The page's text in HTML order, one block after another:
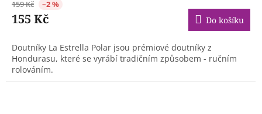
159 Kč –2 %
155 Kč Do košíku
Doutníky La Estrella Polar jsou prémiové doutníky z
Hondurasu, které se vyrábí tradičním způsobem - ručním
rolováním.